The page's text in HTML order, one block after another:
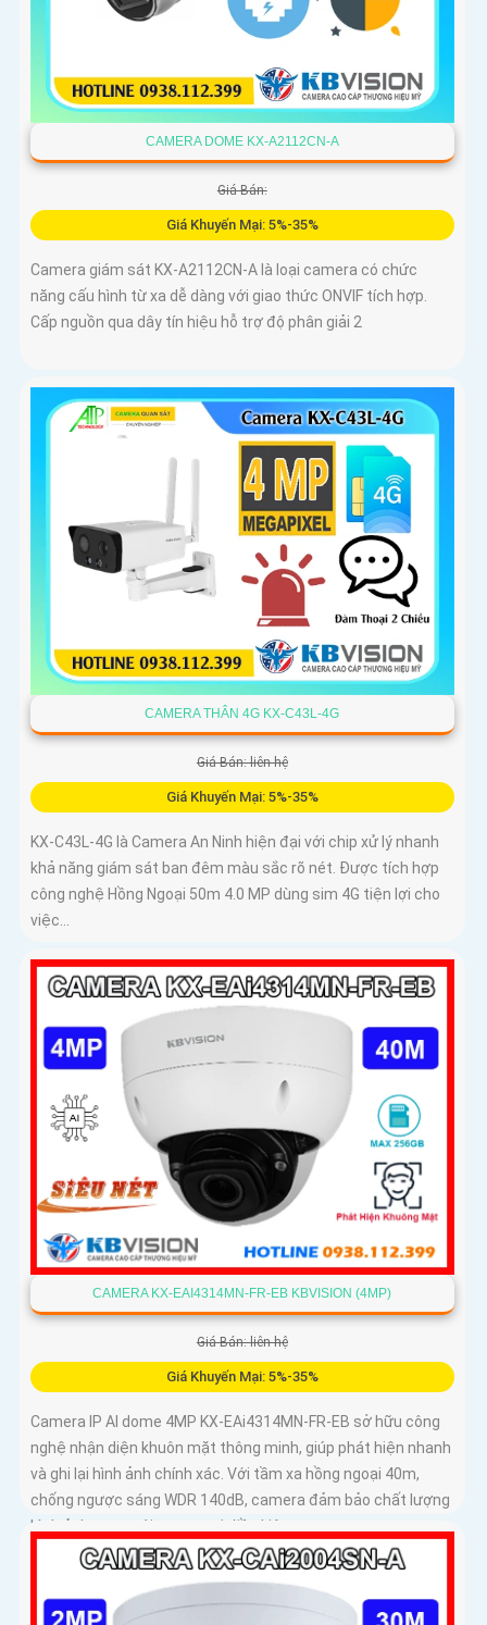
CAMERA DOME KX-A2112CN-A
Giá Bán:
Giá Khuyến Mại: 5%-35%
Camera giám sát KX-A2112CN-A là loại camera có chức
năng cấu hình từ xa dễ dàng với giao thức ONVIF tích hợp.
Cấp nguồn qua dây tín hiệu hỗ trợ độ phân giải 2
CAMERA THÂN 4G KX-C43L-4G
Giá Bán: liên hệ
Giá Khuyến Mại: 5%-35%
KX-C43L-4G là Camera An Ninh hiện đại với chip xử lý nhanh
khả năng giám sát ban đêm màu sắc rõ nét. Được tích hợp
công nghệ Hồng Ngoại 50m 4.0 MP dùng sim 4G tiện lợi cho
việc...
CAMERA KX-EAI4314MN-FR-EB KBVISION (4MP)
Giá Bán: liên hệ
Giá Khuyến Mại: 5%-35%
Camera IP AI dome 4MP KX-EAi4314MN-FR-EB sở hữu công
nghệ nhận diện khuôn mặt thông minh, giúp phát hiện nhanh
và ghi lại hình ảnh chính xác. Với tầm xa hồng ngoại 40m,
chống ngược sáng WDR 140dB, camera đảm bảo chất lượng
hình ảnh vượt trội trong mọi điều kiện